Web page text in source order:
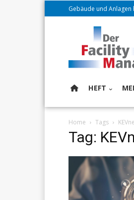
Gebäude und
HEFT
Home Tags KEVne
Tag: